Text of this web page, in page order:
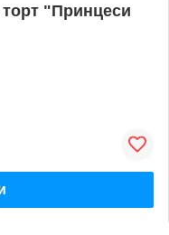
торт "Принцеси